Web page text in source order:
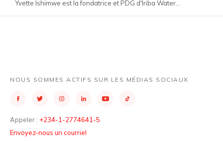
Yvette Ishimwe est la fondatrice et PDG d'Iriba Water...
NOUS SOMMES ACTIFS SUR LES MÉDIAS SOCIAUX
Appeler : +234-1-2774641-5
Envoyez-nous un courriel